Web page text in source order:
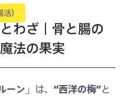
）
わざ｜骨と腸の
法の果実
ーン 」は、 “西洋の梅”と